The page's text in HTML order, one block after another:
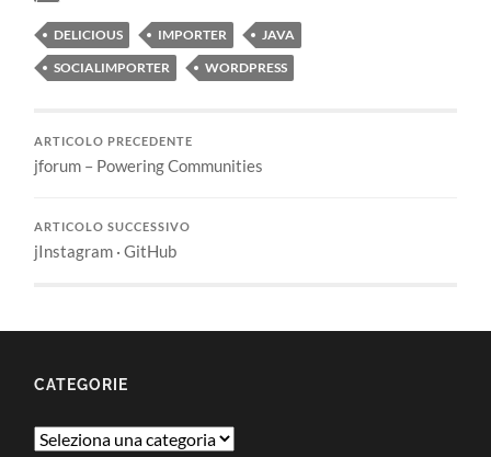
DELICIOUS IMPORTER
JAVA
SOCIALIMPORTER
WORDPRESS
ARTICOLO PRECEDENTE
jforum – Powering Communities
ARTICOLO SUCCESSIVO
jInstagram · GitHub
CATEGORIE
Categorie